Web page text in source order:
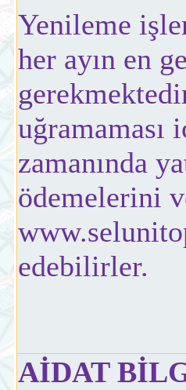
Yenileme
her ayın en
zamanında
ödemelerini
edebilirler.
AİDAT